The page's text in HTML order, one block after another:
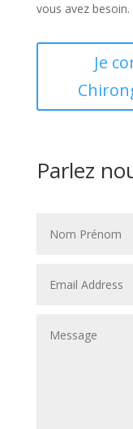
vous avez besoin.
Je
Parlez